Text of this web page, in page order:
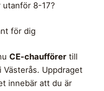
8-17?
för dig
CE-chaufförer till
Uppdraget
innebär att du är